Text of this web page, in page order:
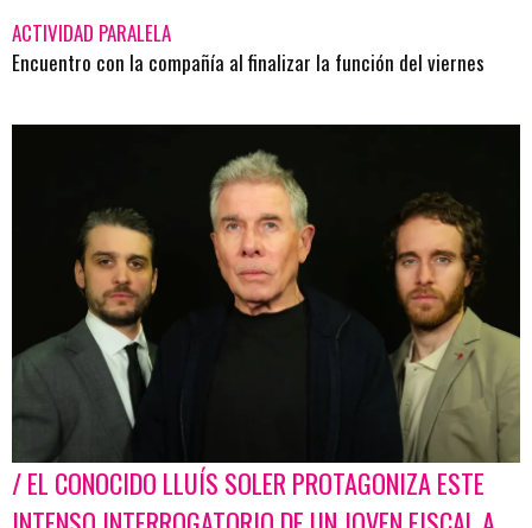
ACTIVIDAD PARALELA
Encuentro con la compañía al finalizar la función del viernes
Diapositiva 1 de 1
/ EL CONOCIDO LLUÍS SOLER PROTAGONIZA ESTE